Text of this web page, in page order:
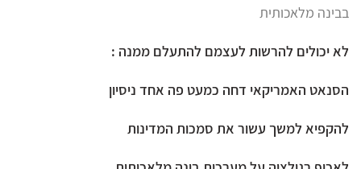
בבינה מלאכותית
לא יכולים להרשות לעצמם להתעלם ממנה :
הסנאט האמריקאי דחה כמעט פה אחד ניסיון
להקפיא למשך עשור את סמכות המדינות